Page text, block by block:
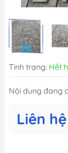
Tình trạng: Hết
Nội dung đang
Liên hệ